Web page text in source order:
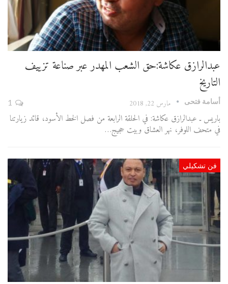
عبدالرازق عكاشة:حق الشعب المهدر عبر صناعة تزييف
التاريخ
أسامة فتحى مارس 22, 2018
باريس ـ عبدالرازق عكاشة: في الحلقة الرابعة من فصل الخط الأسود، قائد زيارتنا
في متحف اللوفر، نهر العشاق وبيت حجيج…
فن تشكيلي